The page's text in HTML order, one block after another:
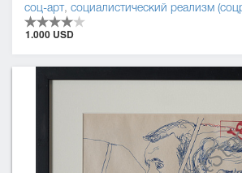
соц-арт, социалистический реализм
1.000 USD